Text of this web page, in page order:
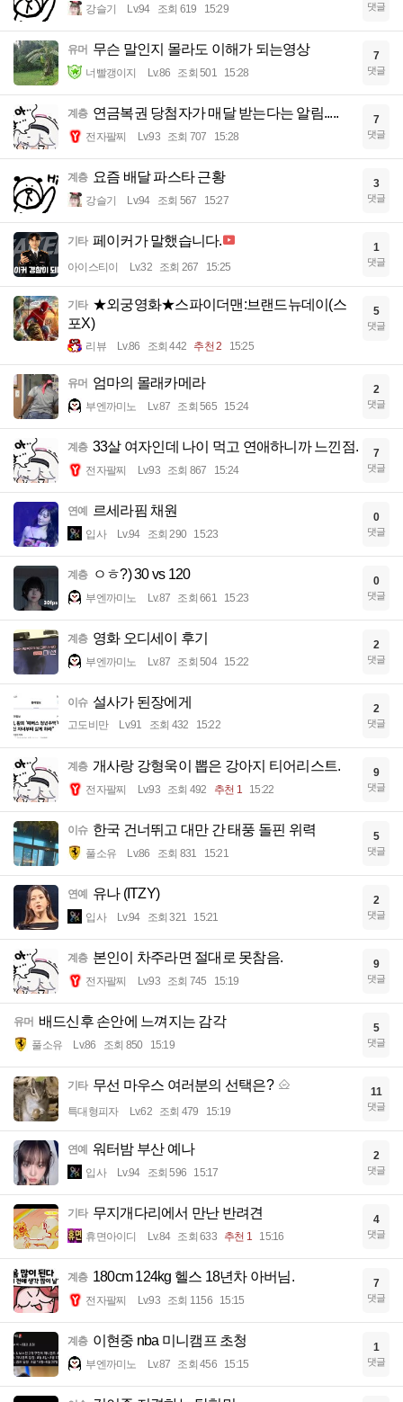
강슬기 Lv.94 조회 619 15:29 댓글
유머 무슨 말인지 몰라도 이해가 되는영상
너빨갱이지 Lv.86 조회 501 15:28
7
댓글
계층 연금복권 당첨자가 매달 받는다는 알림.....
전자팔찌 Lv.93 조회 707 15:28
7
댓글
계층 요즘 배달 파스타 근황
강슬기 Lv.94 조회 567 15:27
3
댓글
기타 페이커가 말했습니다.
아이스티이 Lv.32 조회 267 15:25
1
댓글
기타 ★외궁영화★스파이더맨:브랜드뉴데이(스
포X)
리뷰 Lv.86 조회 442 추천 2 15:25
5
댓글
유머 엄마의 몰래카메라
부엔까미노 Lv.87 조회 565 15:24
2
댓글
계층 33살 여자인데 나이 먹고 연애하니까 느낀점.
전자팔찌 Lv.93 조회 867 15:24
7
댓글
연예 르세라핌 채원
입사 Lv.94 조회 290 15:23
0
댓글
계층 ㅇㅎ?) 30 vs 120
부엔까미노 Lv.87 조회 661 15:23
0
댓글
계층 영화 오디세이 후기
부엔까미노 Lv.87 조회 504 15:22
2
댓글
이슈 설사가 된장에게
고도비만 Lv.91 조회 432 15:22
2
댓글
계층 개사랑 강형욱이 뽑은 강아지 티어리스트.
전자팔찌 Lv.93 조회 492 추천 1 15:22
9
댓글
이슈 한국 건너뛰고 대만 간 태풍 돌핀 위력
풀소유 Lv.86 조회 831 15:21
5
댓글
연예 유나 (ITZY)
입사 Lv.94 조회 321 15:21
2
댓글
계층 본인이 차주라면 절대로 못참음.
전자팔찌 Lv.93 조회 745 15:19
9
댓글
유머 배드신후 손안에 느껴지는 감각
풀소유 Lv.86 조회 850 15:19
5
댓글
기타 무선 마우스 여러분의 선택은?
특대형피자 Lv.62 조회 479 15:19
11
댓글
연예 워터밤 부산 예나
입사 Lv.94 조회 596 15:17
2
댓글
기타 무지개다리에서 만난 반려견
휴면아이디 Lv.84 조회 633 추천 1 15:16
4
댓글
계층 180cm 124kg 헬스 18년차 아버님.
전자팔찌 Lv.93 조회 1156 15:15
7
댓글
계층 이현중 nba 미니캠프 초청
부엔까미노 Lv.87 조회 456 15:15
1
댓글